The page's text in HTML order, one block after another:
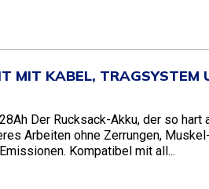
MIT KABEL, TRAGSYSTEM
Der Rucksack-Akku, der so hart
Arbeiten ohne Zerrungen,
Kompatibel mit all...